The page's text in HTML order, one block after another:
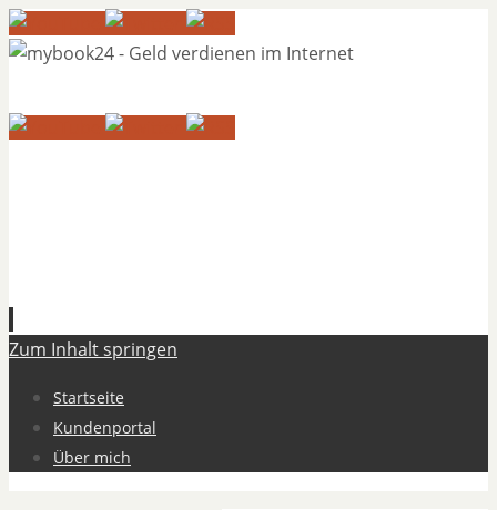
Zum Inhalt springen
Startseite
Kundenportal
Über mich